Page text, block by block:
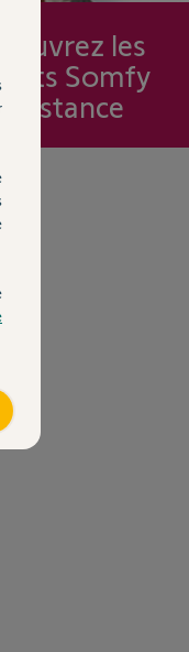
les
Somfy